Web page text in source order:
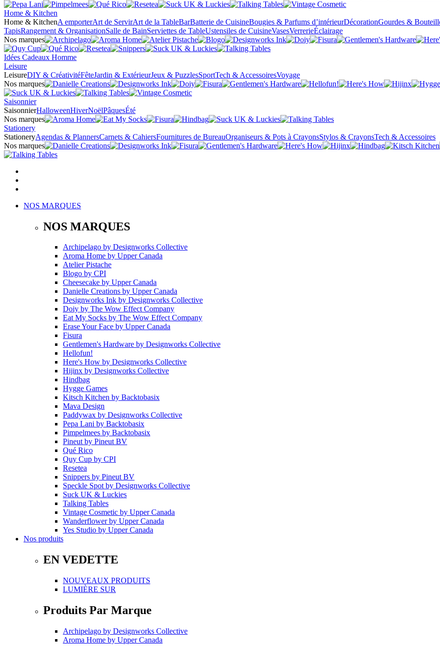
Home & Kitchen
Home & KitchenA emporterArt de ServirArt de la TableBarBatterie de CuisineBougies & Parfums d’intérieurDécorationGourdes &
TapisRangement & OrganisationSalle de BainServiettes de TableUstensiles de CuisineVasesVerrerieÉclairage
Nos marques
Idées Cadeaux Homme
Leisure
LeisureDIY & CréativitéFêteJardin & ExtérieurJeux & PuzzlesSportTech & AccessoiresVoyage
Nos marques
Saisonnier
SaisonnierHalloweenHiverNoëlPâquesÉté
Nos marques
Stationery
StationeryAgendas & PlannersCarnets & CahiersFournitures de BureauOrganiseurs & Pots à CrayonsStylos & CrayonsTech & Accessoires
Nos marques
NOS MARQUES
NOS MARQUES
Archipelago by Designworks Collective
Aroma Home by Upper Canada
Atelier Pistache
Blogo by CPI
Cheesecake by Upper Canada
Danielle Creations by Upper Canada
Designworks Ink by Designworks Collective
Doiy by The Wow Effect Company
Eat My Socks by The Wow Effect Company
Erase Your Face by Upper Canada
Fisura
Gentlemen's Hardware by Designworks Collective
Hellofun!
Here's How by Designworks Collective
Hijinx by Designworks Collective
Hindbag
Hygge Games
Kitsch Kitchen by Backtobasix
Mava Design
Paddywax by Designworks Collective
Pepa Lani by Backtobasix
Pimpelmees by Backtobasix
Pineutby Pineut BV
Qué Rico
Quy Cup by CPI
Resetea
Snippers by Pineut BV
Speckle Spotby Designworks Collective
Suck UK & Luckies
Talking Tables
Vintage Cosmetic by Upper Canada
Wanderflowerby Upper Canada
Yes Studio by Upper Canada
Nos produits
EN VEDETTE
NOUVEAUX PRODUITS
LUMIÈRE SUR
Produits Par Marque
Archipelago by Designworks Collective
Aroma Home by Upper Canada